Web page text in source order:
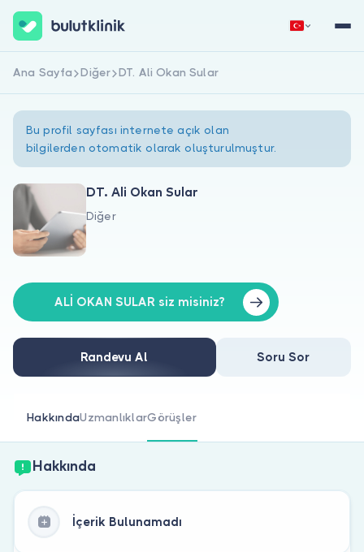
Hakkımızda
Doktorlar için
Doktor musunuz?
Hemen Kaydol
Ana Sayfa Diğer DT. Ali Okan Sular
Bu profil sayfası internete açık olan
bilgilerden otomatik olarak oluşturulmuştur.
DT. Ali Okan Sular
Diğer
ALİ OKAN SULAR siz misiniz?
Randevu Al Soru Sor
HakkındaUzmanlıklarGörüşler
Hakkında
İçerik Bulunamadı